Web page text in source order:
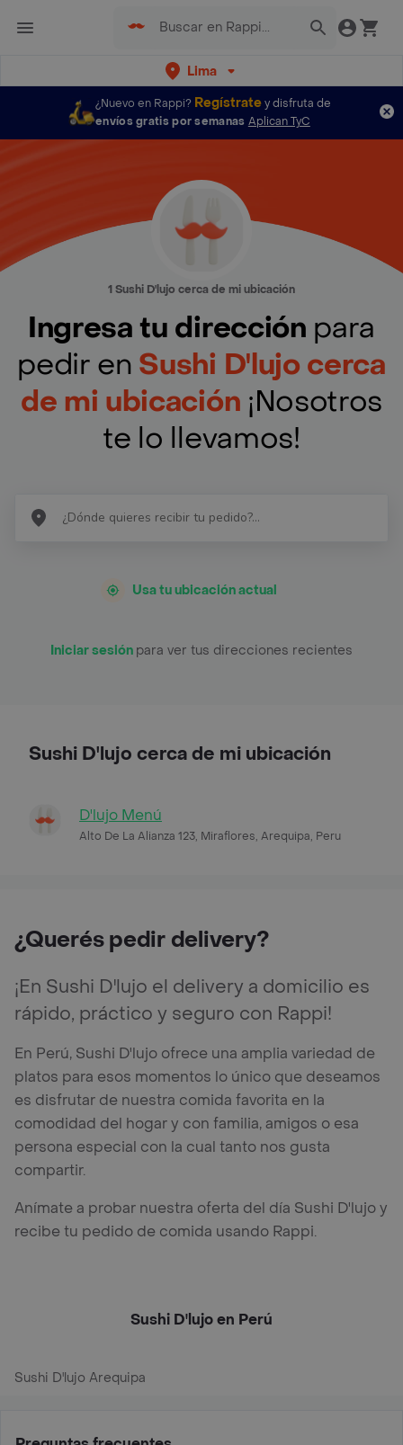
Lima
¿Nuevo en Rappi? Regístratey disfruta de
envíos gratis por semanas Aplican TyC
1 Sushi D'lujo cerca de mi ubicación
Ingresa tu dirección para
pedir en Sushi D'lujo cerca
de mi ubicación ¡Nosotros
te lo llevamos!
Usa tu ubicación actual
Iniciar sesión para ver tus direcciones recientes
Sushi D'lujo cerca de mi ubicación
D'lujo Menú
Alto De La Alianza 123, Miraflores, Arequipa, Peru
¿Querés pedir delivery?
¡En Sushi D'lujo el delivery a domicilio es
rápido, práctico y seguro con Rappi!
En Perú, Sushi D'lujo ofrece una amplia variedad de
platos para esos momentos lo único que deseamos
es disfrutar de nuestra comida favorita en la
comodidad del hogar y con familia, amigos o esa
persona especial con la cual tanto nos gusta
compartir.
Anímate a probar nuestra oferta del día Sushi D'lujo y
recibe tu pedido de comida usando Rappi.
Sushi D'lujo en Perú
Sushi D'lujo Arequipa